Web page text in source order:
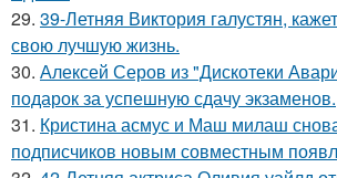
29. 39-Летняя Виктория галустян,
свою лучшую жизнь.
30. Алексей Серов из "Дискотеки
подарок за успешную сдачу экзаменов.
31. Кристина асмус и Маш милаш
подписчиков новым совместным